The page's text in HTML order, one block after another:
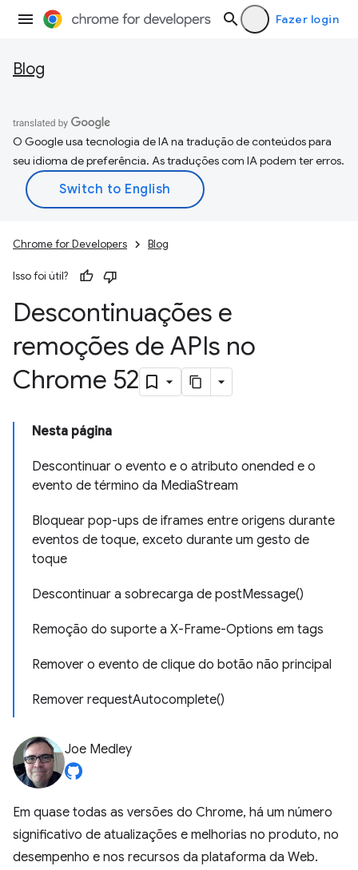
Fazer login
Blog
O Google usa tecnologia de IA na tradução de conteúdos para
seu idioma de preferência. As traduções com IA podem ter erros.
Chrome for Developers Blog
Isso foi útil?
Descontinuações e
remoções de APIs no
Chrome 52
Nesta página
Descontinuar o evento e o atributo onended e o
evento de término da MediaStream
Bloquear pop-ups de iframes entre origens durante
eventos de toque, exceto durante um gesto de
toque
Descontinuar a sobrecarga de postMessage()
Remoção do suporte a X-Frame-Options em tags
Remover o evento de clique do botão não principal
Remover requestAutocomplete()
Joe Medley
Em quase todas as versões do Chrome, há um número
significativo de atualizações e melhorias no produto, no
desempenho e nos recursos da plataforma da Web.